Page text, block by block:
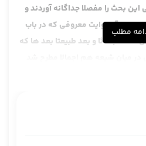
این بحث را مفصلا جداگانه آوردند و
به آن روایت معروفی که در باب
ابتدائا و بعد طبیعتا بعد ها که
هم در مقبوض به عقد فاسد این
مرحوم نائینی این جا متعرض شدند
مطلب